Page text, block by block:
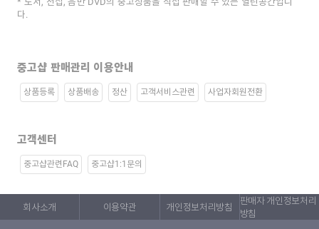
다.
중고샵 판매관리 이용안내
상품등록 상품배송 정산 고객서비스관련 사업자회원전환
고객센터
중고샵관련FAQ 중고샵1:1문의
회사소개 이용약관 개인정보처리방침
판매자 개인정보처리
방침